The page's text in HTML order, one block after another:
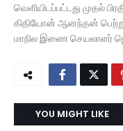
வெளியிடப்பட்டது முதல்
கிதியோன் ஆனந்தன்
மாநில இணை செயலாளர்
YOU MIGHT LIKE